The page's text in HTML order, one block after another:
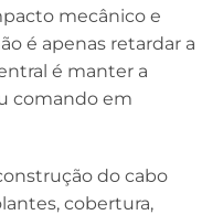
mecânico e
é apenas retardar a
é manter a
comando em
do cabo
cobertura,